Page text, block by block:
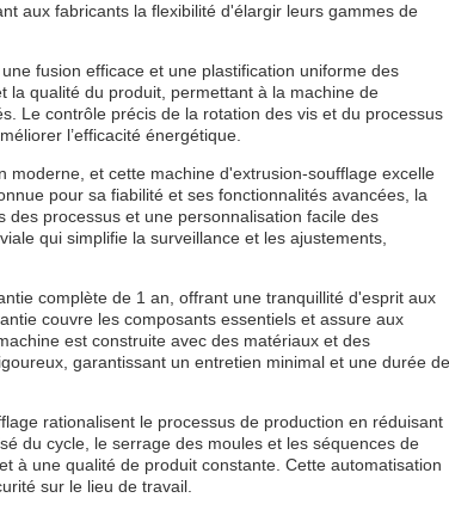
aux fabricants la flexibilité d'élargir leurs gammes de
fusion efficace et une plastification uniforme des
la qualité du produit, permettant à la machine de
Le contrôle précis de la rotation des vis et du processus
l’efficacité énergétique.
et cette machine d'extrusion-soufflage excelle
pour sa fiabilité et ses fonctionnalités avancées, la
processus et une personnalisation facile des
qui simplifie la surveillance et les ajustements,
complète de 1 an, offrant une tranquillité d'esprit aux
couvre les composants essentiels et assure aux
est construite avec des matériaux et des
garantissant un entretien minimal et une durée de
rationalisent le processus de production en réduisant
du cycle, le serrage des moules et les séquences de
à une qualité de produit constante. Cette automatisation
sur le lieu de travail.